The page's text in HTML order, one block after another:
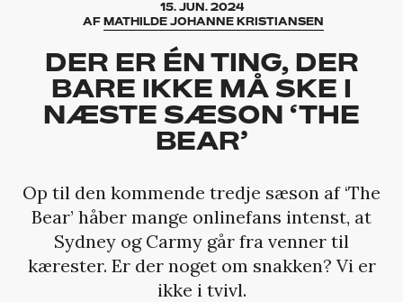
15. JUN. 2024
AF MATHILDE JOHANNE KRISTIANSEN
DER ER ÉN TING, DER
BARE IKKE MÅ SKE I
NÆSTE SÆSON ‘THE
BEAR’
Op til den kommende tredje sæson af ‘The
Bear’ håber mange onlinefans intenst, at
Sydney og Carmy går fra venner til
kærester. Er der noget om snakken? Vi er
ikke i tvivl.